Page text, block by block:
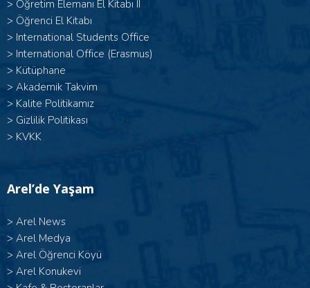
> Öğretim Elemanı El Kitabı II
> Öğrenci El Kitabı
> International Students Office
> International Office (Erasmus)
> Kütüphane
> Akademik Takvim
> Kalite Politikamız
> Gizlilik Politikası
> KVKK
Arel’de Yaşam
> Arel News
> Arel Medya
> Arel Öğrenci Köyü
> Arel Konukevi